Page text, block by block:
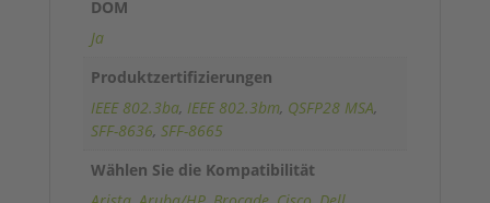
DOM
Ja
Produktzertifizierungen
IEEE 802.3ba, IEEE 802.3bm, QSFP28 MSA,
SFF-8636, SFF-8665
Wählen Sie die Kompatibilität